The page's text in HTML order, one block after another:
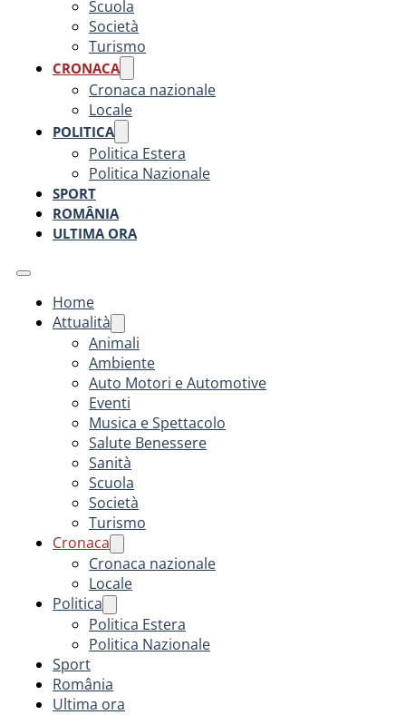
Scuola
Società
Turismo
CRONACA
Cronaca nazionale
Locale
POLITICA
Politica Estera
Politica Nazionale
SPORT
ROMÂNIA
ULTIMA ORA
Home
Attualità
Animali
Ambiente
Auto Motori e Automotive
Eventi
Musica e Spettacolo
Salute Benessere
Sanità
Scuola
Società
Turismo
Cronaca
Cronaca nazionale
Locale
Politica
Politica Estera
Politica Nazionale
Sport
România
Ultima ora